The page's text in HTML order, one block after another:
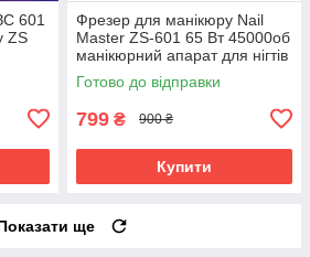
601
ZS
Фрезер для манікюру Nail
Master ZS-601 65 Вт 45000об
манікюрний апарат для нігтів
машинка з насадками для
нігтів ЗС 601
Готово до відправки
799 ₴ 900 ₴
Купити
ще